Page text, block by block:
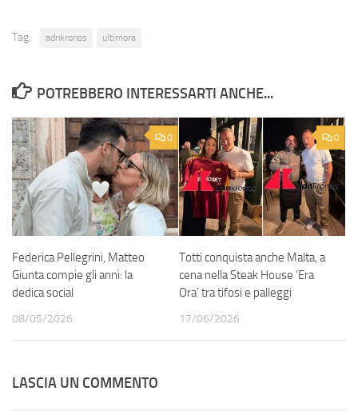
Tag: adnkronos ultimora
POTREBBERO INTERESSARTI ANCHE...
0
Federica Pellegrini, Matteo
Giunta compie gli anni: la
dedica social
08/05/2026
0
Totti conquista anche Malta, a
cena nella Steak House ‘Era
Ora’ tra tifosi e palleggi
17/06/2026
LASCIA UN COMMENTO